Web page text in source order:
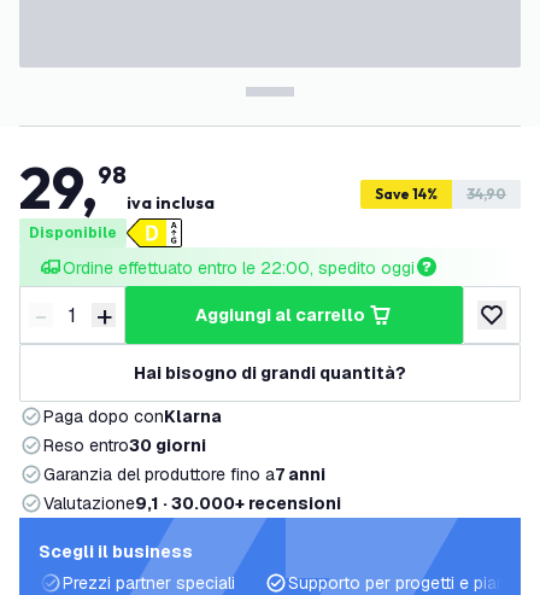
29,98
iva inclusa Save 14% 34,90
Disponibile
Ordine effettuato entro le 22:00, spedito oggi
Riduci quantità
- Aumenta quantità
+ aggiungi al carrello
Hai bisogno di grandi quantità?
Paga dopo conKlarna
Reso entro30 giorni
Garanzia del produttore fino a7 anni
Valutazione9,1 · 30.000+ recensioni
Scegli il business
Prezzi partner speciali
Supporto per progetti e piani di